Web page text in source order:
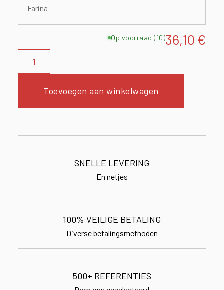
Farina
36,10 €
Op voorraad (10)
Toevoegen aan winkelwagen
SNELLE LEVERING
En netjes
100% VEILIGE BETALING
Diverse betalingsmethoden
500+ REFERENTIES